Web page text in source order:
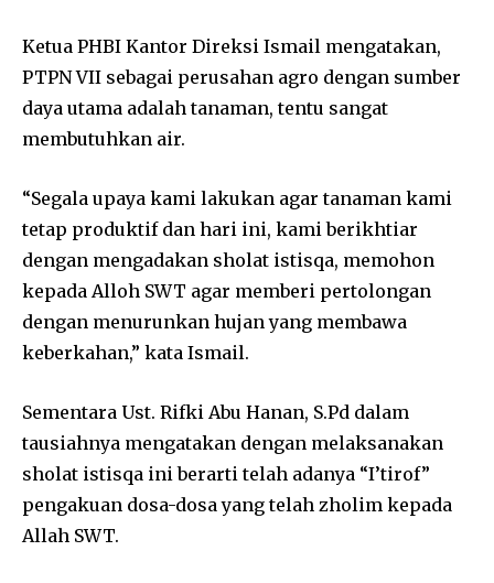
Ketua PHBI Kantor Direksi Ismail mengatakan,
PTPN VII sebagai perusahan agro dengan sumber
daya utama adalah tanaman, tentu sangat
membutuhkan air.
“Segala upaya kami lakukan agar tanaman kami
tetap produktif dan hari ini, kami berikhtiar
dengan mengadakan sholat istisqa, memohon
kepada Alloh SWT agar memberi pertolongan
dengan menurunkan hujan yang membawa
keberkahan,” kata Ismail.
Sementara Ust. Rifki Abu Hanan, S.Pd dalam
tausiahnya mengatakan dengan melaksanakan
sholat istisqa ini berarti telah adanya “I’tirof”
pengakuan dosa-dosa yang telah zholim kepada
Allah SWT.